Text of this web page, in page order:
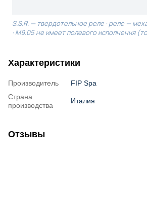
S.S.R. — твердотельное реле · реле —
· M9.05 не имеет полевого исполнения
Характеристики
Производитель
FIP Spa
Страна
производства
Италия
Отзывы